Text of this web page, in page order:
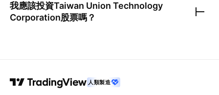
我應該投資Taiwan Union Technology
Corporation股票嗎？
人類製造